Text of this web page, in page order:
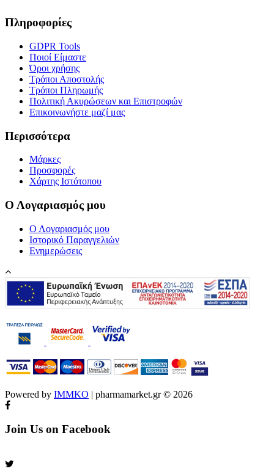
Πληροφορίες
GDPR Tools
Ποιοί Είμαστε
Όροι χρήσης
Τρόποι Αποστολής
Τρόποι Πληρωμής
Πολιτική Ακυρώσεων και Επιστροφών
Επικοινωνήστε μαζί μας
Περισσότερα
Μάρκες
Προσφορές
Χάρτης Ιστότοπου
Ο Λογαριασμός μου
Ο Λογαριασμός μου
Ιστορικό Παραγγελιών
Ενημερώσεις
Powered by IMMKO | pharmamarket.gr © 2026
Join Us on Facebook